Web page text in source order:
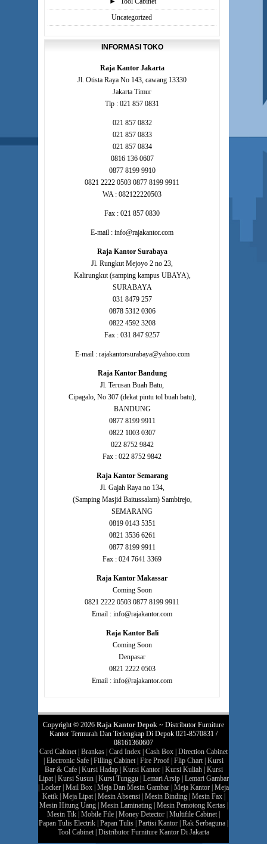
Uncategorized
INFORMASI TOKO
Raja Kantor Jakarta
Jl. Otista Raya No 143, cawang 13330
Jakarta Timur
Tlp : 021 857 0831
021 857 0832
021 857 0833
021 857 0834
0816 136 0607
0877 8199 9910
0821 2222 0503 0877 8199 9911
WA : 082122220503
Fax : 021 857 0830
E-mail : info@rajakantor.com
Raja Kantor Surabaya
Jl. Rungkut Mejoyo 2 no 23,
Kalirungkut (samping kampus UBAYA),
SURABAYA
031 8479 257
0878 5312 0306
0822 4592 3208
Fax : 031 847 9257
E-mail : rajakantorsurabaya@yahoo.com
Raja Kantor Bandung
Jl. Terusan Buah Batu,
Cipagalo, No 307 (dekat pintu tol buah batu),
BANDUNG
0877 8199 9911
0822 1003 0307
022 8752 9842
Fax : 022 8752 9842
Raja Kantor Semarang
Jl. Gajah Raya no 134,
(Samping Masjid Baitussalam) Sambirejo,
SEMARANG
0819 0143 5351
0821 3536 6261
0877 8199 9911
Fax : 024 7641 3369
Raja Kantor Makassar
Coming Soon
0821 2222 0503 0877 8199 9911
Email : info@rajakantor.com
Raja Kantor Bali
Coming Soon
Denpasar
0821 2222 0503
Email : info@rajakantor.com
Copyright © 2026 Raja Kantor Depok ~ Distributor Furniture
Kantor Termurah Dan Terlengkap Di Depok 021-8570831 /
08161360607
Card Cabinet Brankas Card Index Cash Box Direction Cabinet
Electronic Safe Filling Cabinet Fire Proof Flip Chart Kursi
Bar & Cafe| Kursi Hadap| Kursi Kantor| Kursi Kuliah| Kursi
Lipat| Kursi Susun| Kursi Tunggu| Lemari Arsip| Lemari Gambar
Locker Mail Box Meja Dan Mesin Gambar Meja Kantor Meja
Ketik| Meja Lipat| Mesin Absensi| Mesin Binding| Mesin Fax|
Mesin Hitung Uang| Mesin Laminating| Mesin Pemotong Kertas|
Mesin Tik Mobile File Money Detector Multifile Cabinet
Papan Tulis Electrik Papan Tulis Partisi Kantor Rak Serbaguna
Tool Cabinet Distributor Furniture Kantor Di Jakarta